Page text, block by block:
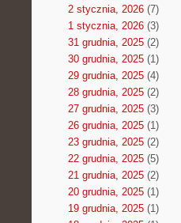
2 stycznia, 2026(7)
1 stycznia, 2026(3)
31 grudnia, 2025(2)
30 grudnia, 2025(1)
29 grudnia, 2025(4)
28 grudnia, 2025(2)
27 grudnia, 2025(3)
26 grudnia, 2025(1)
23 grudnia, 2025(2)
22 grudnia, 2025(5)
21 grudnia, 2025(2)
20 grudnia, 2025(1)
19 grudnia, 2025(1)